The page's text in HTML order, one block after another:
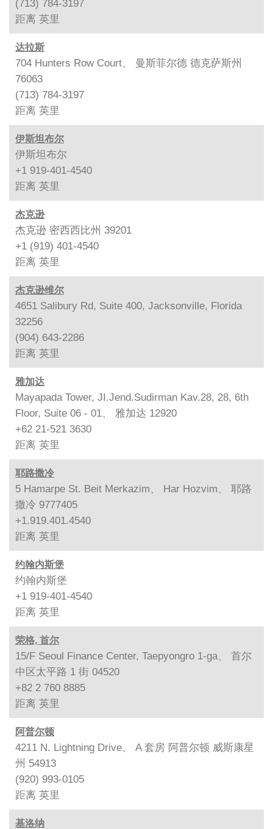
(713) 784-3197
距离 英里
达拉斯
704 Hunters Row Court、 曼斯菲尔德 德克萨斯州
76063
(713) 784-3197
距离 英里
伊斯坦布尔
伊斯坦布尔
+1 919-401-4540
距离 英里
杰克逊
杰克逊 密西西比州 39201
+1 (919) 401-4540
距离 英里
杰克逊维尔
4651 Salibury Rd, Suite 400, Jacksonville, Florida
32256
(904) 643-2286
距离 英里
雅加达
Mayapada Tower, JI.Jend.Sudirman Kav.28, 28, 6th
Floor, Suite 06 - 01、 雅加达 12920
+62 21-521 3630
距离 英里
耶路撒冷
5 Hamarpe St. Beit Merkazim、 Har Hozvim、 耶路
撒冷 9777405
+1.919.401.4540
距离 英里
约翰内斯堡
约翰内斯堡
+1 919-401-4540
距离 英里
荣格, 首尔
15/F Seoul Finance Center, Taepyongro 1-ga、 首尔
中区太平路 1 街 04520
+82 2 760 8885
距离 英里
阿普尔顿
4211 N. Lightning Drive、 A 套房 阿普尔顿 威斯康星
州 54913
(920) 993-0105
距离 英里
基洛纳